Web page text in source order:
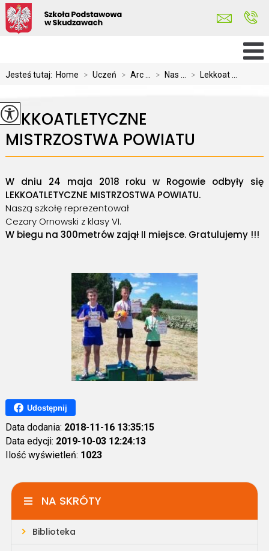
Jesteś tutaj: Home > Uczeń > Arc ... > Nas ... > Lekkoat ...
LEKKOATLETYCZNE
MISTRZOSTWA POWIATU
W dniu 24 maja 2018 roku w Rogowie odbyły się
LEKKOATLETYCZNE MISTRZOSTWA POWIATU.
Naszą szkołę reprezentował
Cezary Ornowski z klasy VI.
W biegu na 300metrów zajął II miejsce. Gratulujemy !!!
Udostępnij
Data dodania: 2018-11-16 13:35:15
Data edycji: 2019-10-03 12:24:13
Ilość wyświetleń: 1023
NA SKRÓTY
Biblioteka